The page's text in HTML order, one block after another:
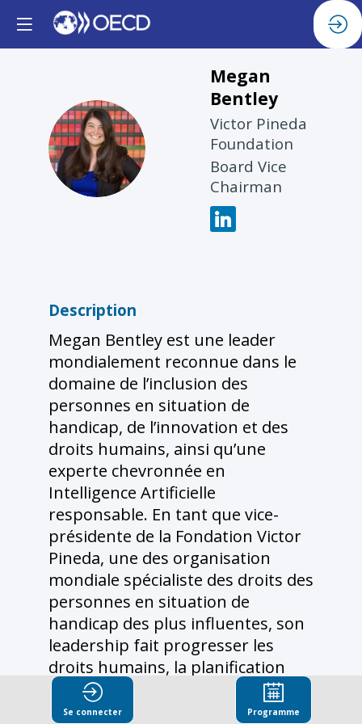
MB
Megan
Bentley
Victor Pineda
Foundation
Board Vice
Chairman
Description
Megan Bentley est une leader
mondialement reconnue dans le
domaine de l’inclusion des
personnes en situation de
handicap, de l’innovation et des
droits humains, ainsi qu’une
experte chevronnée en
Intelligence Artificielle
responsable. En tant que vice-
présidente de la Fondation Victor
Pineda, une des organisation
mondiale spécialiste des droits des
personnes en situation de
handicap des plus influentes, son
leadership fait progresser les
droits humains, la planification
urbaine inclusive, l’éthique de
l’Intelligence Artificielle et
Se connecter Programme